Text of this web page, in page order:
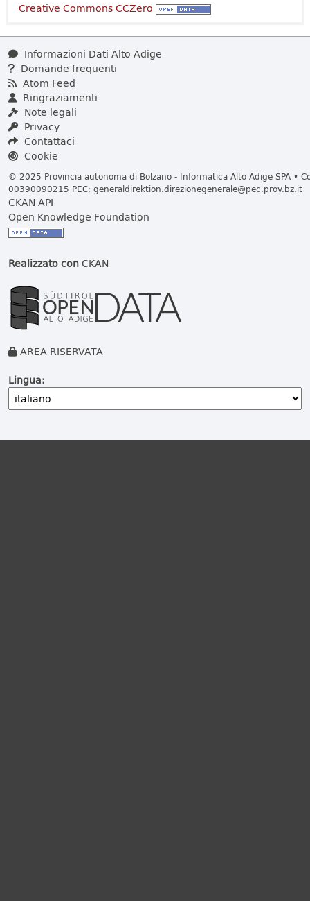
Creative Commons CCZero
Informazioni Dati Alto Adige
Domande frequenti
Atom Feed
Ringraziamenti
Note legali
Privacy
Contattaci
Cookie
© 2025 Provincia autonoma di Bolzano - Informatica Alto Adige SPA •
00390090215 PEC: generaldirektion.direzionegenerale@pec.prov.bz.it
CKAN API
Open Knowledge Foundation
Realizzato conCKAN
AREA RISERVATA
Lingua